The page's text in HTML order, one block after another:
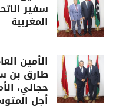
سفير
المغربية
الأمين
طارق بن
حجالي،
أجل